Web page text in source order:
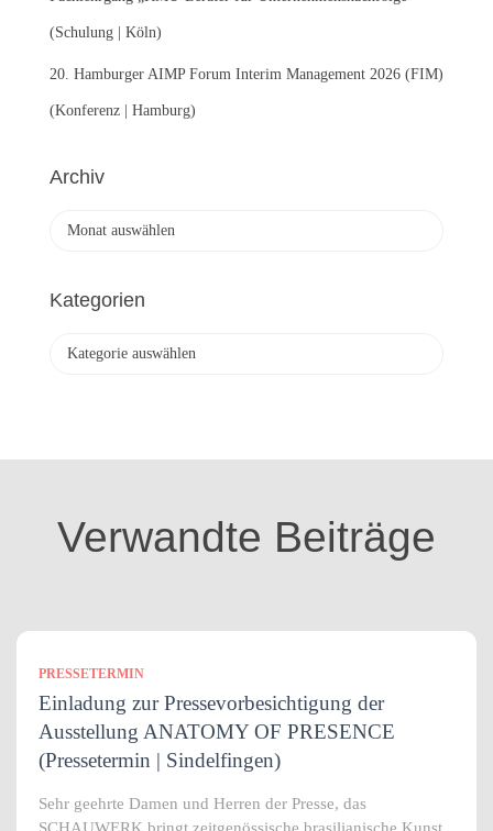
(Schulung | Köln)
20. Hamburger AIMP Forum Interim Management 2026 (FIM)
(Konferenz | Hamburg)
Archiv
h
Kategorien
o
Verwandte Beiträge
PRESSETERMIN
Einladung zur Pressevorbesichtigung der
Ausstellung ANATOMY OF PRESENCE
(Pressetermin | Sindelfingen)
Sehr geehrte Damen und Herren der Presse, das